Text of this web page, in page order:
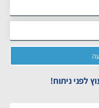
לפני ניתוח!